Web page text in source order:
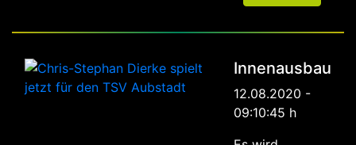
Innenausbau
12.08.2020 -
09:10:45 h